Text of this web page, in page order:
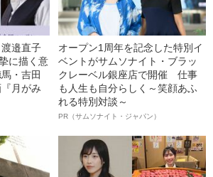
渡邉直子
に描く意
・吉田
月がみ
オープン1周年を記念した特別イ
ベントがサムソナイト・ブラッ
クレーベル銀座店で開催 仕事
も人生も自分らしく～笑顔あふ
れる特別対談～
PR（サムソナイト・ジャパン）